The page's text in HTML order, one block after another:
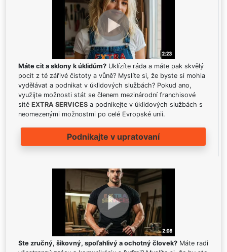
Máte cit a sklony k úklidům? Uklízíte ráda a máte pak skvělý
pocit z té zářivé čistoty a vůně? Myslíte si, že byste si mohla
vydělávat a podnikat v úklidových službách? Pokud ano,
využijte možnosti stát se členem mezinárodní franchisové
sítě EXTRA SERVICES a podnikejte v úklidových službách s
neomezenými možnostmi po celé Evropské unii.
Podnikajte v upratovaní
Ste zručný, šikovný, spoľahlivý a ochotný človek? Máte radi